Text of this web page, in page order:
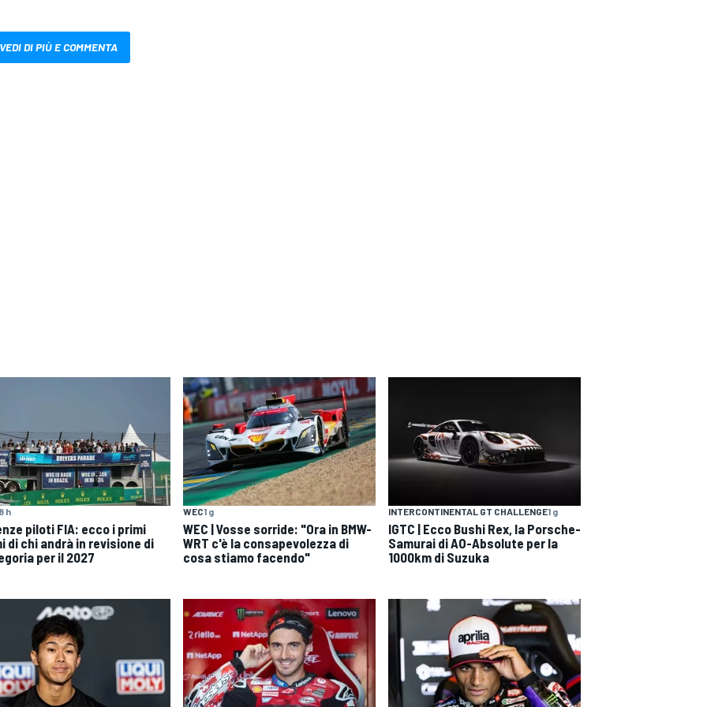
VEDI DI PIÙ E COMMENTA
8 h
piloti FIA: ecco i primi
di chi andrà in revisione di
per il 2027
WEC1 g
WEC | Vosse sorride: "Ora in BMW-
WRT c'è la consapevolezza di
cosa stiamo facendo"
INTERCONTINENTAL GT CHALLENGE1 g
IGTC | Ecco Bushi Rex, la Porsche-
Samurai di AO-Absolute per la
1000km di Suzuka